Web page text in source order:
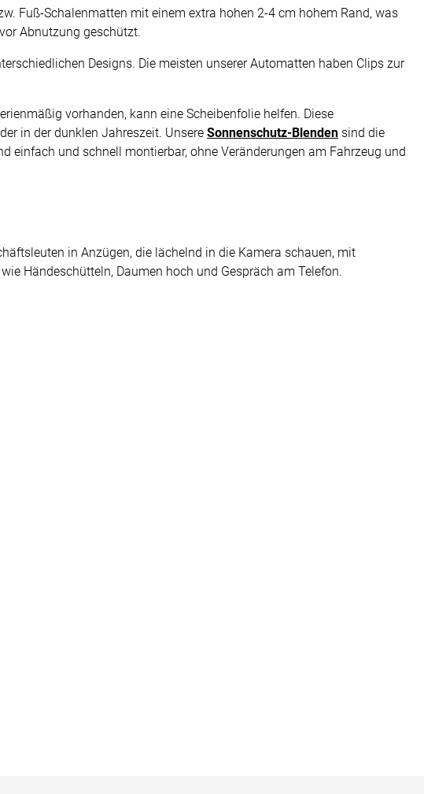
Fuß-Schalenmatten mit einem extra hohen 2-4 cm hohem Rand, was
Abnutzung geschützt.
Designs. Die meisten unserer Automatten haben Clips zur
vorhanden, kann eine Scheibenfolie helfen. Diese
in der dunklen Jahreszeit. Unsere Sonnenschutz-Blenden sind die
einfach und schnell montierbar, ohne Veränderungen am Fahrzeug und